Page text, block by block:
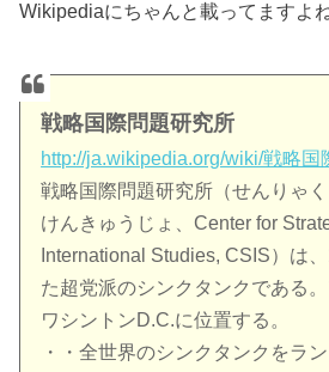
Wikipediaにちゃんと載ってますよね
戦略国際問題研究所
http://ja.wikipedia.org/wiki/戦略国
戦略国際問題研究所（せんりゃ
けんきゅうじょ、Center for
International Studies, CSIS）は
た超党派のシンクタンクである
ワシントンD.C.に位置する。
・・全世界のシンクタンクをラ